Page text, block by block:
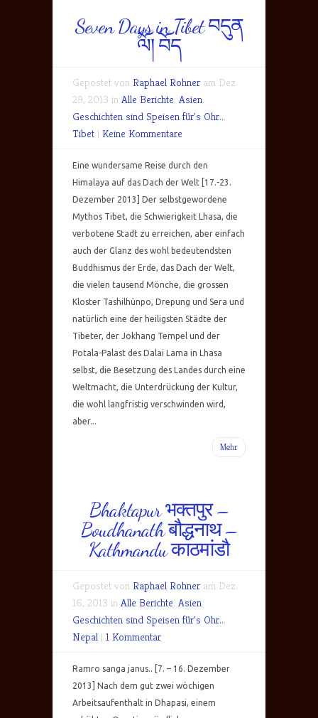
Seven Days in Tibet བདུན
ལོ། བོད
Gepostet von Raphael Rohner am Dez.
29, 2013 in Alle Berichte, Asien,
Geschichten sind Speisen für's Ohr..,
Tibet | Keine Kommentare
Eine wundersame Reise durch den
Himalaya auf das Dach der Welt [17.-23.
Dezember 2013] Der selbstgewordene
Mythos Tibet, die Schwierigkeit Lhasa, die
verbotene Stadt zu erreichen, aber einfach
auch der Glanz des wohl bedeutendsten
Buddhismus der Erde, das Dach der Welt,
die vielen tausend Mönche, die grossen
Kloster Tashilhünpo, Drepung und Sera und
natürlich eine der heiligsten Städte der
Tibeter, der Jokhang Tempel und der
Potala-Palast des Dalai Lama in Lhasa
selbst, die Besetzung des Landes durch eine
Weltmacht, die Unterdrückung der Kultur,
die wohl langfristig verschwinden wird,
aber...
Mehr
Bhaktapur भक्तपुर –
Boudhanath बौद्धनाथ –
Kathmandu काठमांडौ
Gepostet von Raphael Rohner am Dez.
16, 2013 in Alle Berichte, Asien,
Geschichten sind Speisen für's Ohr..,
Nepal | 1 Kommentar
Ramro sanga janus.. [7. – 16. Dezember
2013] Nach dem gut zwei wöchigen
Arbeitsaufenthalt in Dhapasi, einem